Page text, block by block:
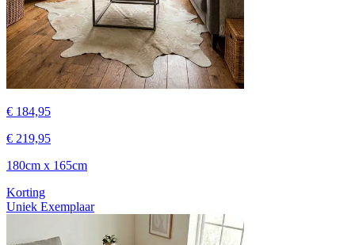
€ 184,95
€ 219,95
180cm x 165cm
Korting
Uniek Exemplaar